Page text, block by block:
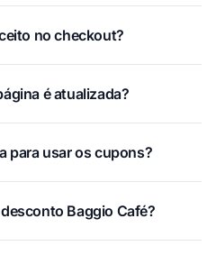
no checkout?
é atualizada?
para usar os cupons?
Baggio Café?